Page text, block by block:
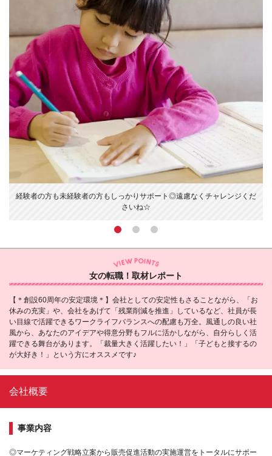
経験者の方も未経験者の方もしっかりサポート◎遠慮なくチャレンジくだ
さいね☆
女の転職！取材レポート
【＊創設60周年の安定環境＊】会社としての安定性もさることながら、「お
休みの充実」や、会社をあげて「残業削減を推進」しているなど、社員が長
い目線で活躍できるワークライフバランスへの配慮も万全。風通しの良い社
風から、あなたのアイデアや得意分野もフルに活かしながら、自分らしく活
躍できる舞台があります。「裁量大きく活躍したい！」「子どもと接するの
が大好き！」という方にオススメです♪
会社概要
事業内容
◎マーケティング戦略立案から販売促進活動の実施運営をトータルにサポー